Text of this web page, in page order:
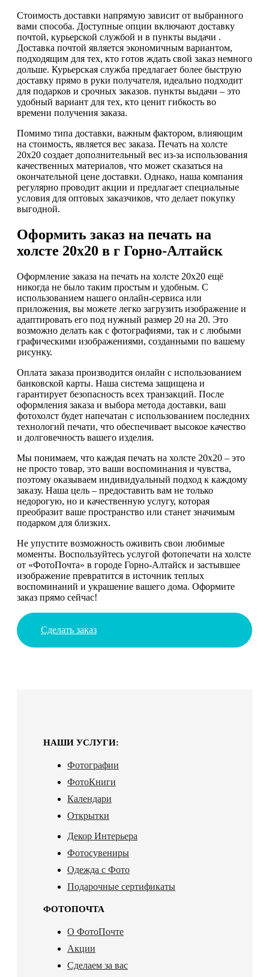
Стоимость доставки напрямую зависит от выбранного
вами способа. Доступные опции включают доставку
почтой, курьерской службой и в пункты выдачи .
Доставка почтой является экономичным вариантом,
подходящим для тех, кто готов ждать свой заказ немного
дольше. Курьерская служба предлагает более быструю
доставку прямо в руки получателя, идеально подходит
для подарков и срочных заказов. пункты выдачи – это
удобный вариант для тех, кто ценит гибкость во
времени получения заказа.
Помимо типа доставки, важным фактором, влияющим
на стоимость, является вес заказа. Печать на холсте
20х20 создает дополнительный вес из-за использования
качественных материалов, что может сказаться на
окончательной цене доставки. Однако, наша компания
регулярно проводит акции и предлагает специальные
условия для оптовых заказчиков, что делает покупку
выгодной.
Оформить заказ на печать на
холсте 20х20 в г Горно-Алтайск
Оформление заказа на печать на холсте 20х20 ещё
никогда не было таким простым и удобным. С
использованием нашего онлайн-сервиса или
приложения, вы можете легко загрузить изображение и
адаптировать его под нужный размер 20 на 20. Это
возможно делать как с фотографиями, так и с любыми
графическими изображениями, созданными по вашему
рисунку.
Оплата заказа производится онлайн с использованием
банковской карты. Наша система защищена и
гарантирует безопасность всех транзакций. После
оформления заказа и выбора метода доставки, ваш
фотохолст будет напечатан с использованием последних
технологий печати, что обеспечивает высокое качество
и долговечность вашего изделия.
Мы понимаем, что каждая печать на холсте 20х20 – это
не просто товар, это ваши воспоминания и чувства,
поэтому оказываем индивидуальный подход к каждому
заказу. Наша цель – предоставить вам не только
недорогую, но и качественную услугу, которая
преобразит ваше пространство или станет значимым
подарком для близких.
Не упустите возможность оживить свои любимые
моменты. Воспользуйтесь услугой фотопечати на холсте
от «ФотоПочта» в городе Горно-Алтайск и застывшее
изображение превратится в источник теплых
воспоминаний и украшение вашего дома. Оформите
заказ прямо сейчас!
Сделать заказ
НАШИ УСЛУГИ:
Фотографии
ФотоКниги
Календари
Открытки
Декор Интерьера
Фотосувениры
Одежда с Фото
Подарочные сертификаты
ФОТОПОЧТА
О ФотоПочте
Акции
Сделаем за вас